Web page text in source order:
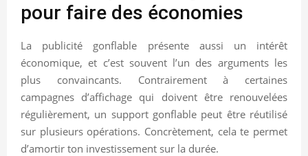
pour faire des économies
La publicité gonflable présente aussi un intérêt
économique, et c’est souvent l’un des arguments les
plus convaincants. Contrairement à certaines
campagnes d’affichage qui doivent être renouvelées
régulièrement, un support gonflable peut être réutilisé
sur plusieurs opérations. Concrètement, cela te permet
d’amortir ton investissement sur la durée.